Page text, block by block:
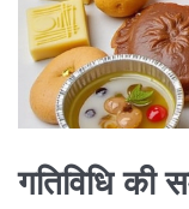
गतिविधि की